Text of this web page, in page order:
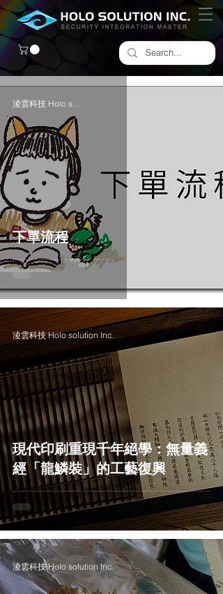
下單流程
淩雲科技 Holo solution Inc.
現代印刷重現千年絕學：無量義
經「龍鱗裝」的工藝復興
淩雲科技 Holo solution Inc.
淩雲科技 Holo solution Inc.